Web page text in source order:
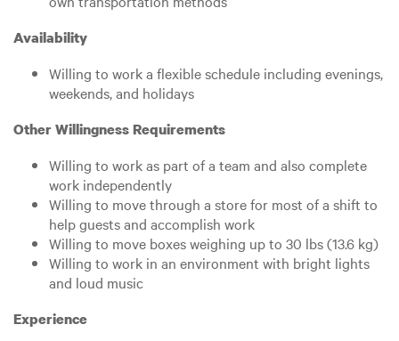
Availability
Willing to work a flexible schedule including evenings,
weekends, and holidays
Other Willingness Requirements
Willing to work as part of a team and also complete
work independently
Willing to move through a store for most of a shift to
help guests and accomplish work
Willing to move boxes weighing up to 30 lbs (13.6 kg)
Willing to work in an environment with bright lights
and loud music
Experience